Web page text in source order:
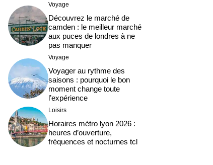
Voyage
Découvrez le marché de
camden : le meilleur marché
aux puces de londres à ne
pas manquer
Voyage
Voyager au rythme des
saisons : pourquoi le bon
moment change toute
l’expérience
Loisirs
Horaires métro lyon 2026 :
heures d’ouverture,
fréquences et nocturnes tcl